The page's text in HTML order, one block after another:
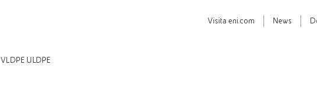
Visita eni.com News
VLDPE ULDPE